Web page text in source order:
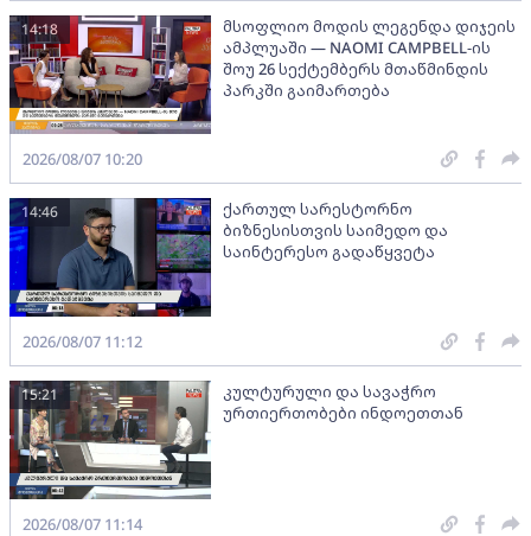
მსოფლიო მოდის ლეგენდა დიჯეის
ამპლუაში — NAOMI CAMPBELL-ის
შოუ 26 სექტემბერს მთაწმინდის
პარკში გაიმართება
14:18
2026/08/07 10:20
ქართულ სარესტორნო
ბიზნესისთვის საიმედო და
საინტერესო გადაწყვეტა
14:46
2026/08/07 11:12
კულტურული და სავაჭრო
ურთიერთობები ინდოეთთან
15:21
2026/08/07 11:14